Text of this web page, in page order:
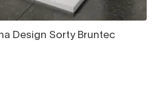
Design Sorty Bruntec